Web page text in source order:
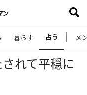
暮らす 占う メ
れて平穏に